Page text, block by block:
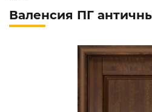
Валенсия ПГ